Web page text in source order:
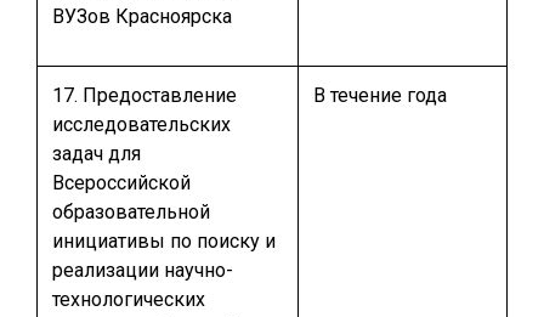
ВУЗов Красноярска
17. Предоставление
исследовательских
задач для
Всероссийской
образовательной
инициативы по поиску и
реализации научно-
технологических
В течение года